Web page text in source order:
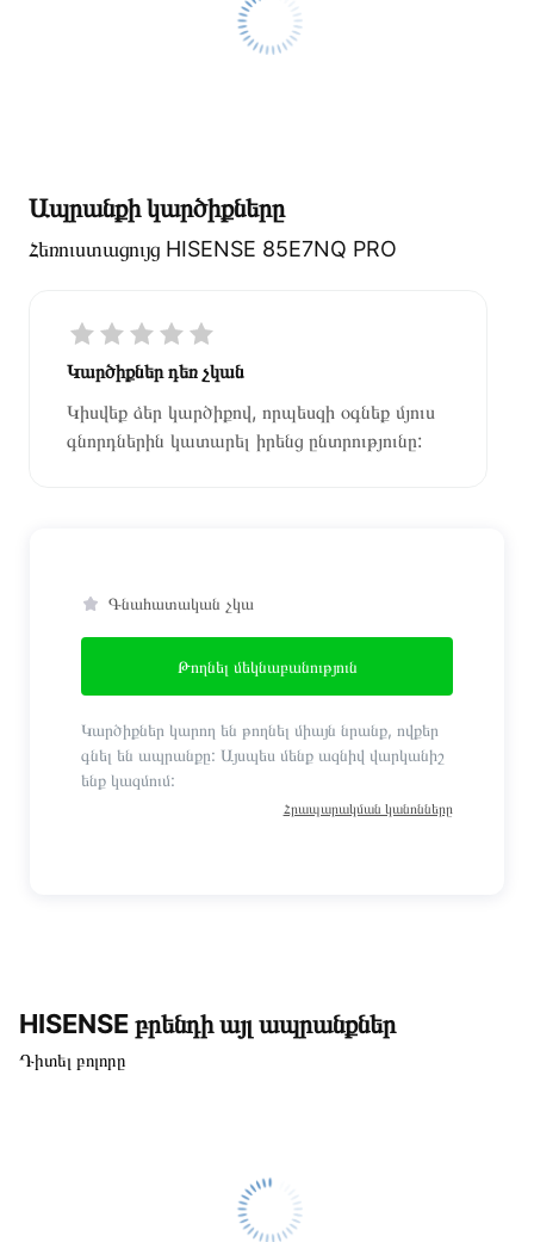
Ապրանքի կարծիքները
Հեռուստացույց HISENSE 85E7NQ PRO
Կարծիքներ դեռ չկան
Կիսվեք ձեր կարծիքով, որպեսզի օգնեք մյուս
գնորդներին կատարել իրենց ընտրությունը:
Գնահատական չկա
Թողնել մեկնաբանություն
Կարծիքներ կարող են թողնել միայն նրանք, ովքեր
գնել են ապրանքը: Այսպես մենք ազնիվ վարկանիշ
ենք կազմում:
Հրապարակման կանոնները
HISENSE բրենդի այլ ապրանքներ
Դիտել բոլորը